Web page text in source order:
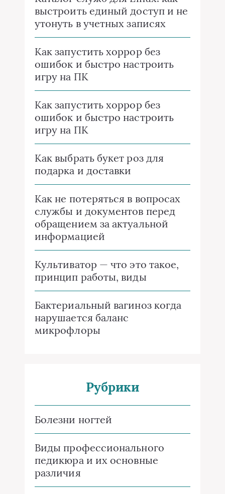
выстроить единый доступ и не
утонуть в учетных записях
Как запустить хоррор без
ошибок и быстро настроить
игру на ПК
Как запустить хоррор без
ошибок и быстро настроить
игру на ПК
Как выбрать букет роз для
подарка и доставки
Как не потеряться в вопросах
службы и документов перед
обращением за актуальной
информацией
Культиватор — что это такое,
принцип работы, виды
Бактериальный вагиноз когда
нарушается баланс
микрофлоры
Рубрики
Болезни ногтей
Виды профессионального
педикюра и их основные
различия